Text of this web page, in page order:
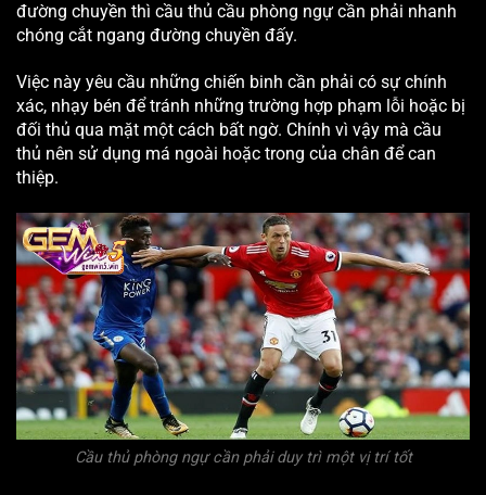
đường chuyền thì cầu thủ cầu phòng ngự cần phải nhanh
chóng cắt ngang đường chuyền đấy.
Việc này yêu cầu những chiến binh cần phải có sự chính
xác, nhạy bén để tránh những trường hợp phạm lỗi hoặc bị
đối thủ qua mặt một cách bất ngờ. Chính vì vậy mà cầu
thủ nên sử dụng má ngoài hoặc trong của chân để can
thiệp.
Cầu thủ phòng ngự cần phải duy trì một vị trí tốt